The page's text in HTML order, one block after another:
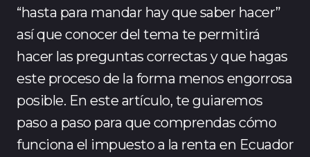
“hasta para mandar hay que saber hacer”
así que conocer del tema te permitirá
hacer las preguntas correctas y que hagas
este proceso de la forma menos engorrosa
posible. En este artículo, te guiaremos
paso a paso para que comprendas cómo
funciona el impuesto a la renta en Ecuador